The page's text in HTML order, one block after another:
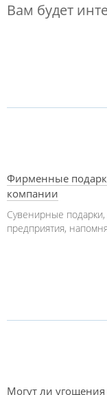
Вам будет
Фирменные
компании
Сувенирные
предприятия,
Могут ли